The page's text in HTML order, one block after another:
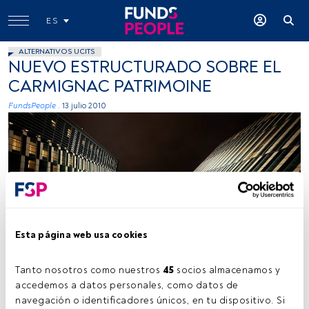
Esta página web usa cookies
Tanto nosotros como nuestros 45 socios almacenamos y
accedemos a datos personales, como datos de
navegación o identificadores únicos, en tu dispositivo. Si
ES
ALTERNATIVOS UCITS
NUEVO ESTRUCTURADO SOBRE EL
CARMIGNAC PATRIMOINE
FundsPeople . 13 julio 2010
Tiempo lectura: 2 min.